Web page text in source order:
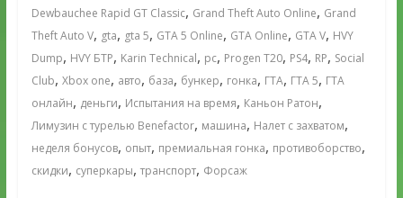
Dewbauchee Rapid GT Classic, Grand Theft Auto Online, Grand
Theft Auto V, gta, gta 5, GTA 5 Online, GTA Online, GTA V, HVY
Dump, HVY БТР, Karin Technical, pc, Progen T20, PS4, RP, Social
Club, Xbox one, авто, база, бункер, гонка, ГТА, ГТА 5, ГТА
онлайн, деньги, Испытания на время, Каньон Ратон,
Лимузин с турелью Benefactor, машина, Налет с захватом,
неделя бонусов, опыт, премиальная гонка, противоборство,
скидки, суперкары, транспорт, Форсаж